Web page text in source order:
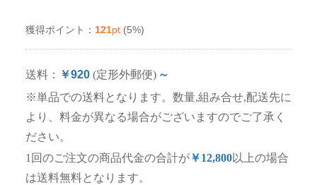
獲得ポイント： 121pt (5%)
送料： ￥920 (定形外郵便) ～
※単品での送料となります。数量,組み合せ,配送先に
より、料金が異なる場合がございますのでご了承く
ださい。
1回のご注文の商品代金の合計が￥12,800以上の場合
は送料無料となります。